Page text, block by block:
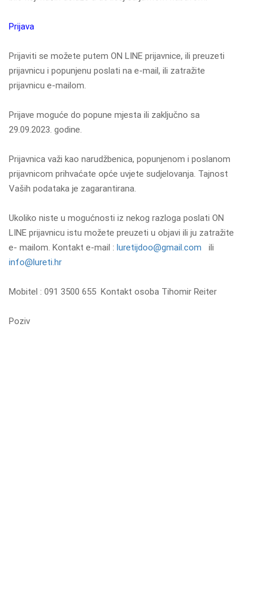
Prijava
Prijaviti se možete putem ON LINE prijavnice, ili preuzeti
prijavnicu i popunjenu poslati na e-mail, ili zatražite
prijavnicu e-mailom.
Prijave moguće do popune mjesta ili zaključno sa
29.09.2023. godine.
Prijavnica važi kao narudžbenica, popunjenom i poslanom
prijavnicom prihvaćate opće uvjete sudjelovanja. Tajnost
Vaših podataka je zagarantirana.
Ukoliko niste u mogućnosti iz nekog razloga poslati ON
LINE prijavnicu istu možete preuzeti u objavi ili ju zatražite
e- mailom. Kontakt e-mail : luretijdoo@gmail.com ili
info@lureti.hr
Mobitel : 091 3500 655 Kontakt osoba Tihomir Reiter
Poziv